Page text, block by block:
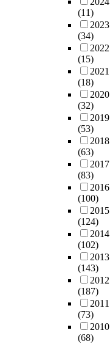
(11)
2023
(34)
2022
(15)
2021
(18)
2020
(32)
2019
(53)
2018
(63)
2017
(83)
2016
(100)
2015
(124)
2014
(102)
2013
(143)
2012
(187)
2011
(73)
2010
(68)